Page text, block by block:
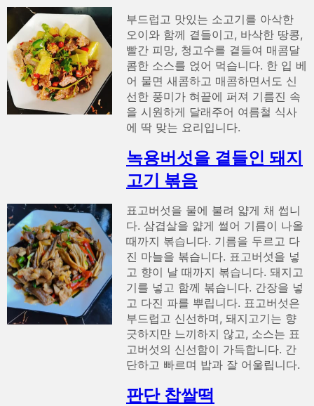
부드럽고 맛있는 소고기를 아삭한
오이와 함께 곁들이고, 바삭한 땅콩,
빨간 피망, 청고수를 곁들여 매콤달
콤한 소스를 얹어 먹습니다. 한 입 베
어 물면 새콤하고 매콤하면서도 신
선한 풍미가 혀끝에 퍼져 기름진 속
을 시원하게 달래주어 여름철 식사
에 딱 맞는 요리입니다.
녹용버섯을 곁들인 돼지
고기 볶음
표고버섯을 물에 불려 얇게 채 썹니
다. 삼겹살을 얇게 썰어 기름이 나올
때까지 볶습니다. 기름을 두르고 다
진 마늘을 볶습니다. 표고버섯을 넣
고 향이 날 때까지 볶습니다. 돼지고
기를 넣고 함께 볶습니다. 간장을 넣
고 다진 파를 뿌립니다. 표고버섯은
부드럽고 신선하며, 돼지고기는 향
긋하지만 느끼하지 않고, 소스는 표
고버섯의 신선함이 가득합니다. 간
단하고 빠르며 밥과 잘 어울립니다.
판단 찹쌀떡